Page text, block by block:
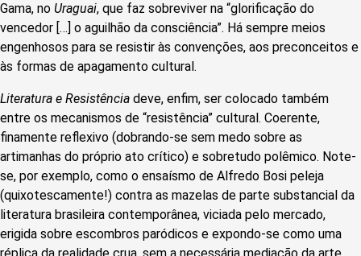
Gama, no Uraguai, que faz sobreviver na “glorificação do
vencedor […] o aguilhão da consciência”. Há sempre meios
engenhosos para se resistir às convenções, aos preconceitos e
às formas de apagamento cultural.
Literatura e Resistência deve, enfim, ser colocado também
entre os mecanismos de “resistência” cultural. Coerente,
finamente reflexivo (dobrando-se sem medo sobre as
artimanhas do próprio ato crítico) e sobretudo polêmico. Note-
se, por exemplo, como o ensaísmo de Alfredo Bosi peleja
(quixotescamente!) contra as mazelas de parte substancial da
literatura brasileira contemporânea, viciada pelo mercado,
erigida sobre escombros paródicos e expondo-se como uma